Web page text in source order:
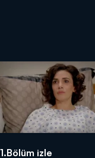
olur.
izle